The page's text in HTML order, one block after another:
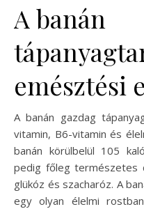
A banán
emésztési
A banán gazdag
vitamin, B6-vitamin és
banán körülbelül 105
pedig főleg természetes
glükóz és szacharóz. A
egy olyan élelmi